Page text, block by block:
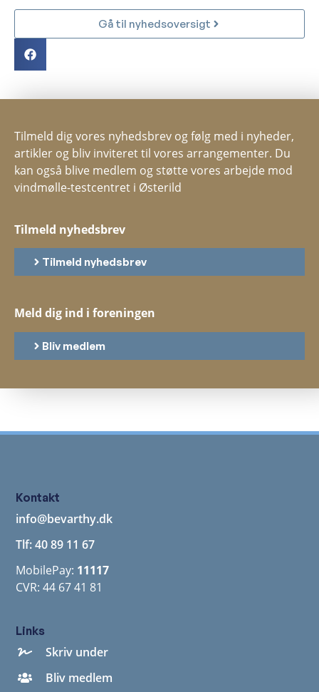
Gå til nyhedsoversigt
Tilmeld dig vores nyhedsbrev og følg med i nyheder,
artikler og bliv inviteret til vores arrangementer. Du
kan også blive medlem og støtte vores arbejde mod
vindmølle-testcentret i Østerild
Tilmeld nyhedsbrev
Tilmeld nyhedsbrev
Meld dig ind i foreningen
Bliv medlem
Links
Skriv under
Bliv medlem
Kontakt
info@bevarthy.dk
Tlf: 40 89 11 67
MobilePay: 11117
CVR: 44 67 41 81